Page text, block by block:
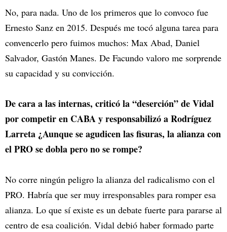
No, para nada. Uno de los primeros que lo convoco fue
Ernesto Sanz en 2015. Después me tocó alguna tarea para
convencerlo pero fuimos muchos: Max Abad, Daniel
Salvador, Gastón Manes. De Facundo valoro me sorprende
su capacidad y su convicción.
De cara a las internas, criticó la “deserción” de Vidal
por competir en CABA y responsabilizó a Rodríguez
Larreta ¿Aunque se agudicen las fisuras, la alianza con
el PRO se dobla pero no se rompe?
No corre ningún peligro la alianza del radicalismo con el
PRO. Habría que ser muy irresponsables para romper esa
alianza. Lo que sí existe es un debate fuerte para pararse al
centro de esa coalición. Vidal debió haber formado parte